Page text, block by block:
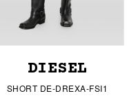
DIESEL
SHORT DE-DREXA-FSI1